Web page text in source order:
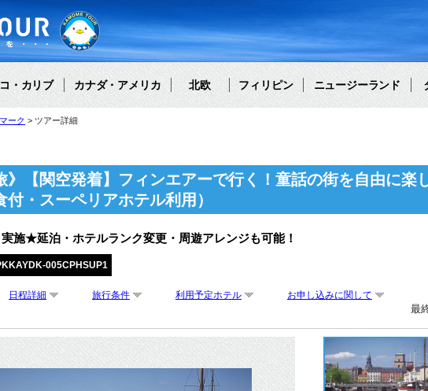
・カリブ カナダ・アメリカ 北欧 フィリピン ニュージーランド
ーク ツアー詳細
》【関空発着】フィンエアーで行く！童話の街を自由に楽
付・スーペリアホテル利用）
施★延泊・ホテルランク変更・周遊アレンジも可能！
005CPHSUP1
日程詳細 旅行条件 利用予定ホテル お申し込みに関して
最